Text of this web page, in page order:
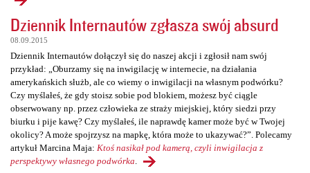
Dziennik Internautów zgłasza swój absurd
08.09.2015
Dziennik Internautów dołączył się do naszej akcji i zgłosił nam swój
przykład: „Oburzamy się na inwigilację w internecie, na działania
amerykańskich służb, ale co wiemy o inwigilacji na własnym podwórku?
Czy myślałeś, że gdy stoisz sobie pod blokiem, możesz być ciągle
obserwowany np. przez człowieka ze straży miejskiej, który siedzi przy
biurku i pije kawę? Czy myślałeś, ile naprawdę kamer może być w Twojej
okolicy? A może spojrzysz na mapkę, która może to ukazywać?”. Polecamy
artykuł Marcina Maja: Ktoś nasikał pod kamerą, czyli inwigilacja z
perspektywy własnego podwórka